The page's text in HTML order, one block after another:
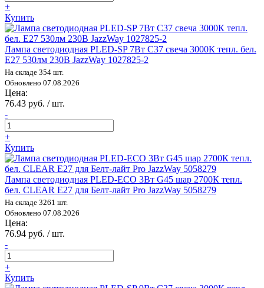
+
Купить
Лампа светодиодная PLED-SP 7Вт C37 свеча 3000К тепл. бел.
E27 530лм 230В JazzWay 1027825-2
На складе 354 шт.
Обновлено 07.08.2026
Цена:
76.43 руб. / шт.
-
+
Купить
Лампа светодиодная PLED-ECO 3Вт G45 шар 2700К тепл.
бел. CLEAR E27 для Белт-лайт Pro JazzWay 5058279
На складе 3261 шт.
Обновлено 07.08.2026
Цена:
76.94 руб. / шт.
-
+
Купить